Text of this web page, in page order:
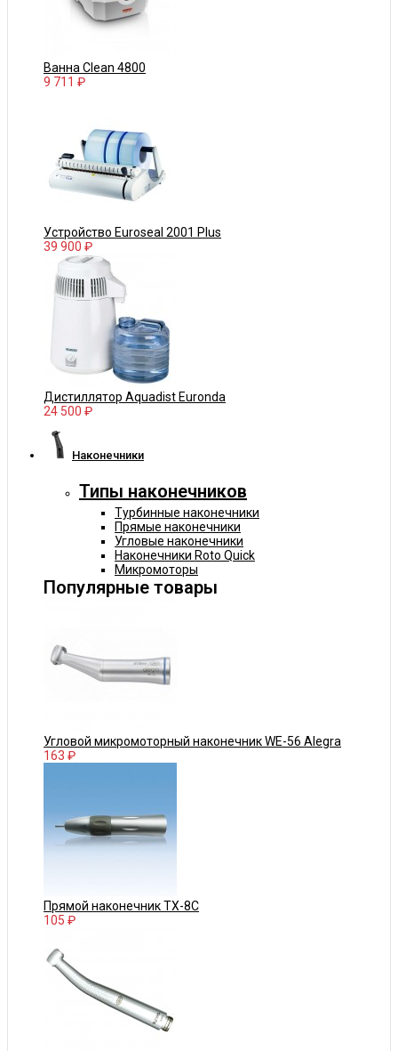
Ванна Clean 4800
9 711 ₽
Устройство Euroseal 2001 Plus
39 900 ₽
Дистиллятор Aquadist Euronda
24 500 ₽
Наконечники
Типы наконечников
Турбинные наконечники
Прямые наконечники
Угловые наконечники
Наконечники Roto Quick
Микромоторы
Популярные товары
Угловой микромоторный наконечник WE-56 Alegra
163 ₽
Прямой наконечник TX-8C
105 ₽